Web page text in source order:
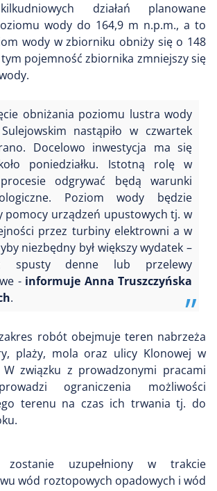
działań planowane
wody do 164,9 m n.p.m., a to
wody w zbiorniku obniży się o 148
pojemność zbiornika zmniejszy się
obniżania poziomu lustra wody
nastąpiło w czwartek
Docelowo inwestycja ma się
poniedziałku. Istotną rolę w
procesie odgrywać będą warunki
Poziom wody będzie
pomocy urządzeń upustowych tj. w
przez turbiny elektrowni a w
niezbędny był większy wydatek –
spusty denne lub przelewy
-informuje Anna Truszczyńska
.
robót obejmuje teren nabrzeża
plaży, mola oraz ulicy Klonowej w
W związku z prowadzonymi pracami
ograniczenia możliwości
terenu na czas ich trwania tj. do
uzupełniony w trakcie
wód roztopowych opadowych i wód